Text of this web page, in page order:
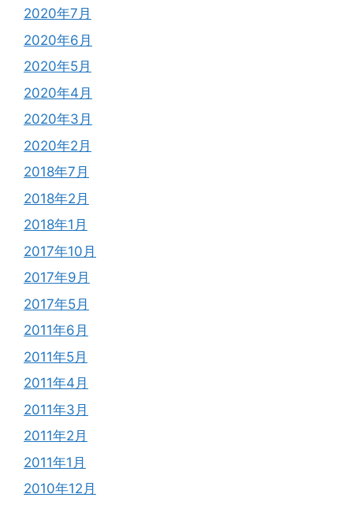
2020年7月
2020年6月
2020年5月
2020年4月
2020年3月
2020年2月
2018年7月
2018年2月
2018年1月
2017年10月
2017年9月
2017年5月
2011年6月
2011年5月
2011年4月
2011年3月
2011年2月
2011年1月
2010年12月